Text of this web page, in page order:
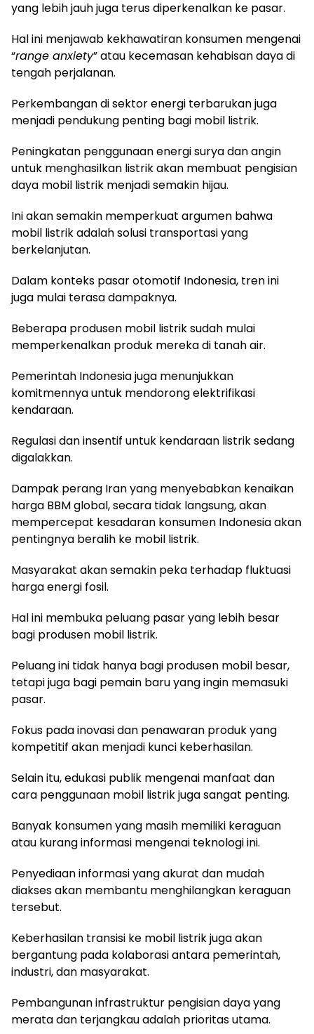
yang lebih jauh juga terus diperkenalkan ke pasar.
Hal ini menjawab kekhawatiran konsumen mengenai
“range anxiety” atau kecemasan kehabisan daya di
tengah perjalanan.
Perkembangan di sektor energi terbarukan juga
menjadi pendukung penting bagi mobil listrik.
Peningkatan penggunaan energi surya dan angin
untuk menghasilkan listrik akan membuat pengisian
daya mobil listrik menjadi semakin hijau.
Ini akan semakin memperkuat argumen bahwa
mobil listrik adalah solusi transportasi yang
berkelanjutan.
Dalam konteks pasar otomotif Indonesia, tren ini
juga mulai terasa dampaknya.
Beberapa produsen mobil listrik sudah mulai
memperkenalkan produk mereka di tanah air.
Pemerintah Indonesia juga menunjukkan
komitmennya untuk mendorong elektrifikasi
kendaraan.
Regulasi dan insentif untuk kendaraan listrik sedang
digalakkan.
Dampak perang Iran yang menyebabkan kenaikan
harga BBM global, secara tidak langsung, akan
mempercepat kesadaran konsumen Indonesia akan
pentingnya beralih ke mobil listrik.
Masyarakat akan semakin peka terhadap fluktuasi
harga energi fosil.
Hal ini membuka peluang pasar yang lebih besar
bagi produsen mobil listrik.
Peluang ini tidak hanya bagi produsen mobil besar,
tetapi juga bagi pemain baru yang ingin memasuki
pasar.
Fokus pada inovasi dan penawaran produk yang
kompetitif akan menjadi kunci keberhasilan.
Selain itu, edukasi publik mengenai manfaat dan
cara penggunaan mobil listrik juga sangat penting.
Banyak konsumen yang masih memiliki keraguan
atau kurang informasi mengenai teknologi ini.
Penyediaan informasi yang akurat dan mudah
diakses akan membantu menghilangkan keraguan
tersebut.
Keberhasilan transisi ke mobil listrik juga akan
bergantung pada kolaborasi antara pemerintah,
industri, dan masyarakat.
Pembangunan infrastruktur pengisian daya yang
merata dan terjangkau adalah prioritas utama.